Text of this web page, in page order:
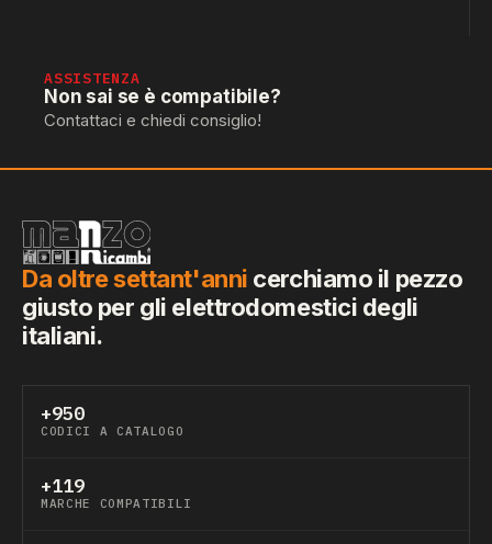
ASSISTENZA
Non sai se è compatibile?
Contattaci e chiedi consiglio!
Da oltre settant'anni cerchiamo il pezzo
giusto per gli elettrodomestici degli
italiani.
+950
CODICI A CATALOGO
+119
MARCHE COMPATIBILI